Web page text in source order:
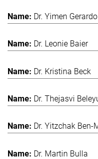
Dr. Yimen
Dr. Leonie Baier
Dr. Kristina Beck
Dr. Thejasvi
Dr. Yitzchak Ben-
Dr. Martin Bulla